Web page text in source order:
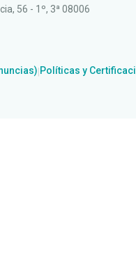
56 - 1º, 3ª 08006
Políticas y